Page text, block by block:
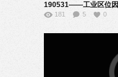
190531——工业区位
181 5 0